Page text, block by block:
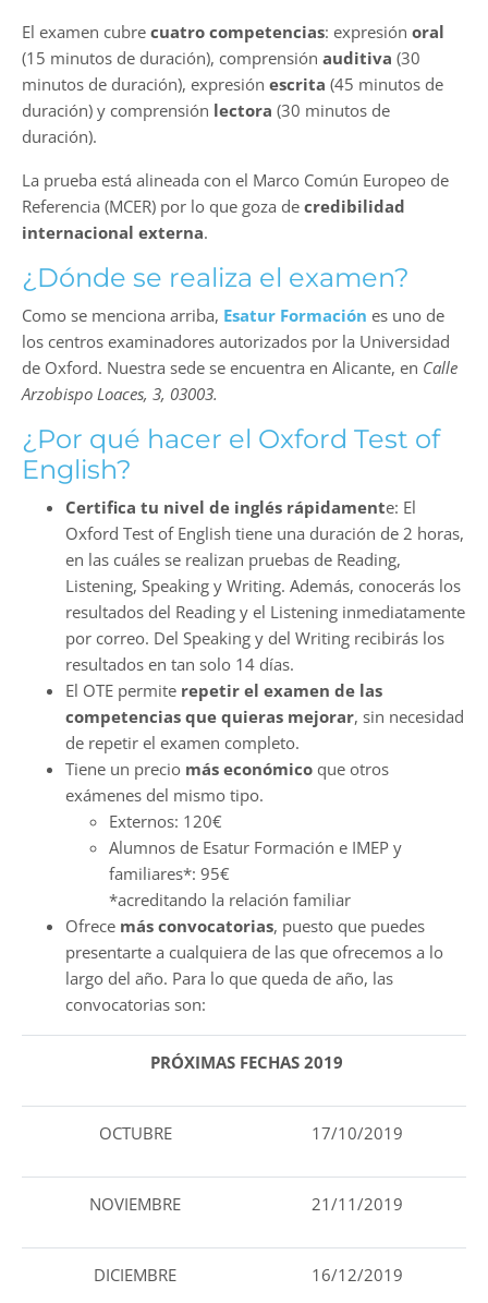
El examen cubre cuatro competencias: expresión oral
(15 minutos de duración), comprensión auditiva (30
minutos de duración), expresión escrita (45 minutos de
duración) y comprensión lectora (30 minutos de
duración).
La prueba está alineada con el Marco Común Europeo de
Referencia (MCER) por lo que goza de credibilidad
internacional externa.
¿Dónde se realiza el examen?
Como se menciona arriba, Esatur Formación es uno de
los centros examinadores autorizados por la Universidad
de Oxford. Nuestra sede se encuentra en Alicante, en Calle
Arzobispo Loaces, 3, 03003.
¿Por qué hacer el Oxford Test of
English?
Certifica tu nivel de inglés rápidamente: El
Oxford Test of English tiene una duración de 2 horas,
en las cuáles se realizan pruebas de Reading,
Listening, Speaking y Writing. Además, conocerás los
resultados del Reading y el Listening inmediatamente
por correo. Del Speaking y del Writing recibirás los
resultados en tan solo 14 días.
El OTE permite repetir el examen de las
competencias que quieras mejorar, sin necesidad
de repetir el examen completo.
Tiene un precio más económico que otros
exámenes del mismo tipo.
Externos: 120€
Alumnos de Esatur Formación e IMEP y
familiares*: 95€
*acreditando la relación familiar
Ofrece más convocatorias, puesto que puedes
presentarte a cualquiera de las que ofrecemos a lo
largo del año. Para lo que queda de año, las
convocatorias son:
PRÓXIMAS FECHAS 2019
OCTUBRE 17/10/2019
NOVIEMBRE 21/11/2019
DICIEMBRE 16/12/2019